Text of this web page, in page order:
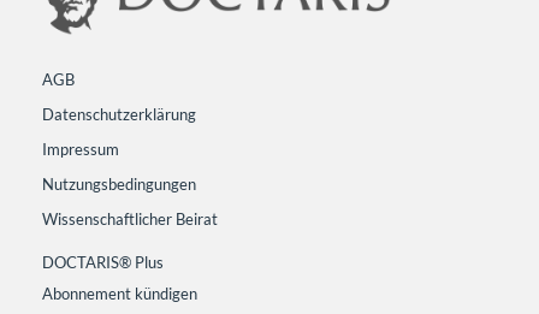
AGB
Datenschutzerklärung
Impressum
Nutzungsbedingungen
Wissenschaftlicher Beirat
DOCTARIS® Plus
Abonnement kündigen